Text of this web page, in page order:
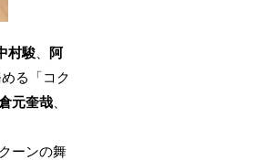
村駿
阿
る「コク
元奎哉
ーンの舞